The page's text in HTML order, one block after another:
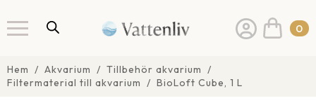
0
Hem Akvarium
Tillbehör akvarium
Filtermaterial till akvarium
BioLoft Cube, 1 L